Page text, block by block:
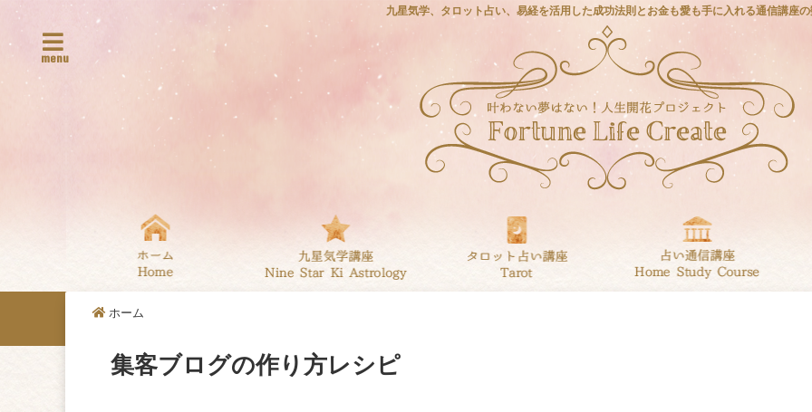
九星気学、タロット占い、易経を活用した成功法則とお金も愛も手に入れる通信講座
menu
ホーム
集客ブログの作り方レシピ